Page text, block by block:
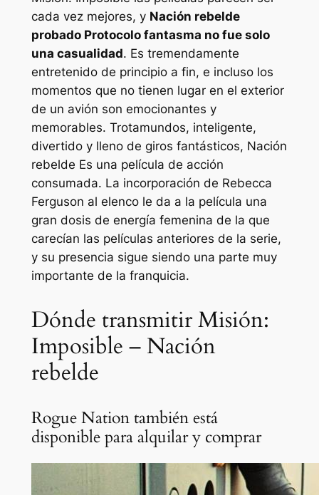
cada vez mejores, y Nación rebelde
probado Protocolo fantasma no fue solo
una casualidad. Es tremendamente
entretenido de principio a fin, e incluso los
momentos que no tienen lugar en el exterior
de un avión son emocionantes y
memorables. Trotamundos, inteligente,
divertido y lleno de giros fantásticos, Nación
rebelde Es una película de acción
consumada. La incorporación de Rebecca
Ferguson al elenco le da a la película una
gran dosis de energía femenina de la que
carecían las películas anteriores de la serie,
y su presencia sigue siendo una parte muy
importante de la franquicia.
Dónde transmitir Misión:
Imposible – Nación
rebelde
Rogue Nation también está
disponible para alquilar y comprar